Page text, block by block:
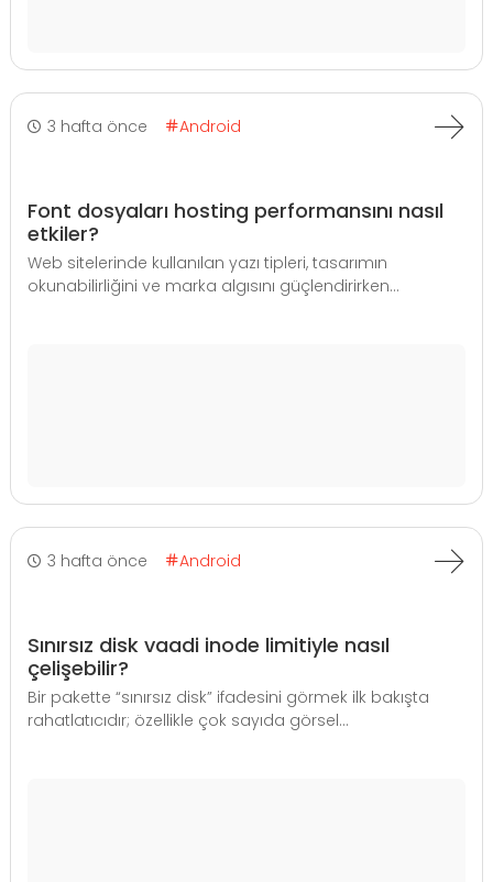
3 hafta önce Android
Font dosyaları hosting performansını nasıl
etkiler?
Web sitelerinde kullanılan yazı tipleri, tasarımın
okunabilirliğini ve marka algısını güçlendirirken...
3 hafta önce Android
Sınırsız disk vaadi inode limitiyle nasıl
çelişebilir?
Bir pakette “sınırsız disk” ifadesini görmek ilk bakışta
rahatlatıcıdır; özellikle çok sayıda görsel...